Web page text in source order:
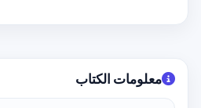
معلومات الكتاب